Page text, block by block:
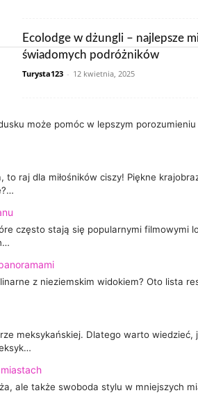
Ecolodge w dżungli – najlepsze
świadomych podróżników
Turysta123 - 12 kwietnia, 2025
może pomóc w lepszym
to raj dla miłośników ciszy! Piękne
często stają się popularnymi filmowymi
z nieziemskim widokiem? Oto lista
meksykańskiej. Dlatego warto
ale także swoboda stylu w mniejszych